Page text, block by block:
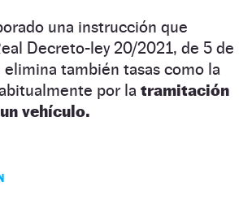
una instrucción que
Decreto-ley 20/2021, de 5 de
también tasas como la
por la tramitación
vehículo.